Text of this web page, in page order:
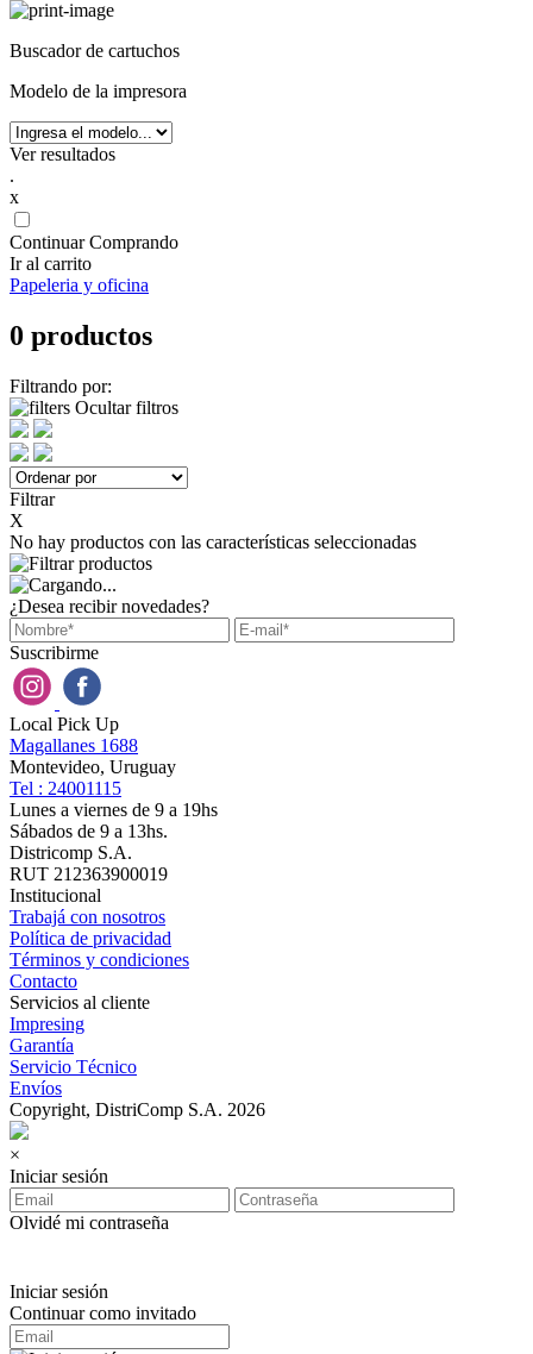
Buscador de cartuchos
Modelo de la impresora
Ver resultados
.
x
Continuar Comprando
Ir al carrito
Papeleria y oficina
0 productos
Filtrando por:
Ocultar filtros
Filtrar
X
No hay productos con las características seleccionadas
¿Desea recibir novedades?
Suscribirme
Local Pick Up
Magallanes 1688
Montevideo, Uruguay
Tel : 24001115
Lunes a viernes de 9 a 19hs
Sábados de 9 a 13hs.
Districomp S.A.
RUT 212363900019
Institucional
Trabajá con nosotros
Política de privacidad
Términos y condiciones
Contacto
Servicios al cliente
Impresing
Garantía
Servicio Técnico
Envíos
Copyright, DistriComp S.A. 2026
×
Iniciar sesión
Olvidé mi contraseña
Iniciar sesión
Continuar como invitado